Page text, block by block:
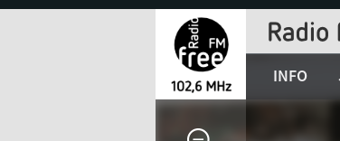
Jump
INFO